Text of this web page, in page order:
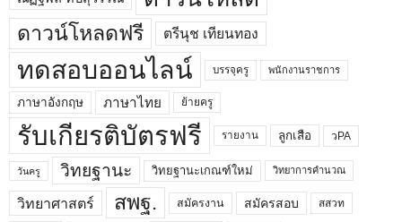
ดาวน์โหลดฟรี ตรีนุช เทียนทอง
ทดสอบออนไลน์ บรรจุครู พนักงานราชการ
ภาษาอังกฤษ ภาษาไทย ย้ายครู
รับเกียรติบัตรฟรี รายงาน ลูกเสือ วPA
วันครู วิทยฐานะ วิทยฐานะเกณฑ์ใหม่ วิทยาการคำนวณ
วิทยาศาสตร์ สพฐ. สมัครงาน สมัครสอบ สสวท